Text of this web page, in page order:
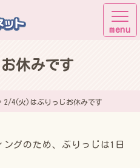
休みです
2/4(火)はぶりっじお休みです
グのため、ぶりっじは1日